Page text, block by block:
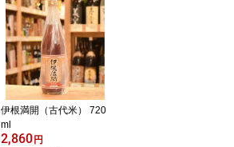
伊根満開（古代米） 720
ml
2,860 円